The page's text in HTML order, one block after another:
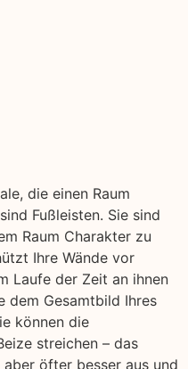
die einen Raum
Fußleisten. Sie sind
Raum Charakter zu
Ihre Wände vor
Laufe der Zeit an ihnen
dem Gesamtbild Ihres
können die
streichen – das
öfter besser aus und